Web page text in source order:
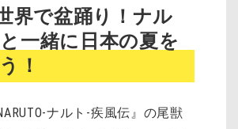
界で盆踊り！ナル
と一緒に日本の夏を
！
ナルト-疾風伝』の尾獣